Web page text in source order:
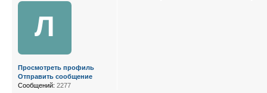
Л
Просмотреть профиль
Отправить сообщение
Сообщений: 2277